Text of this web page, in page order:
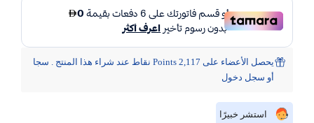
يحصل الأعضاء على 2,117 Points نقاط عند شراء هذا المنتج . سجا
أو سجل دخول
استشر خبيرًا